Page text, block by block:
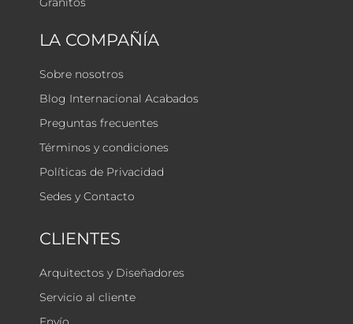
LA COMPAÑÍA
Sobre nosotros
Blog Internacional Acabados
Preguntas frecuentes
Términos y condiciones
Políticas de Privacidad
Sedes y Contacto
CLIENTES
Arquitectos y Diseñadores
Servicio al cliente